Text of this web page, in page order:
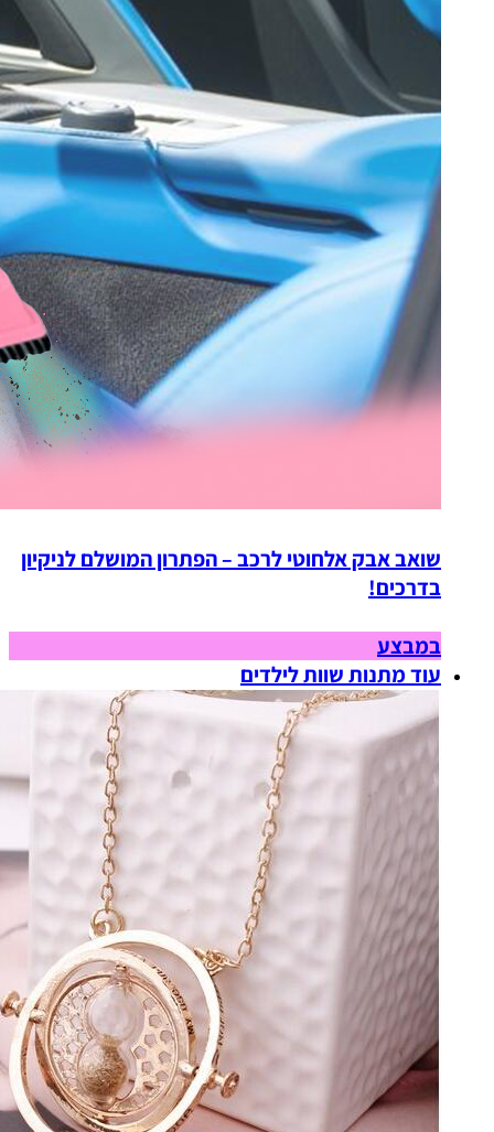
שואב אבק אלחוטי לרכב – הפתרון המושלם לניקיון
בדרכים!
במבצע
עוד מתנות שוות לילדים